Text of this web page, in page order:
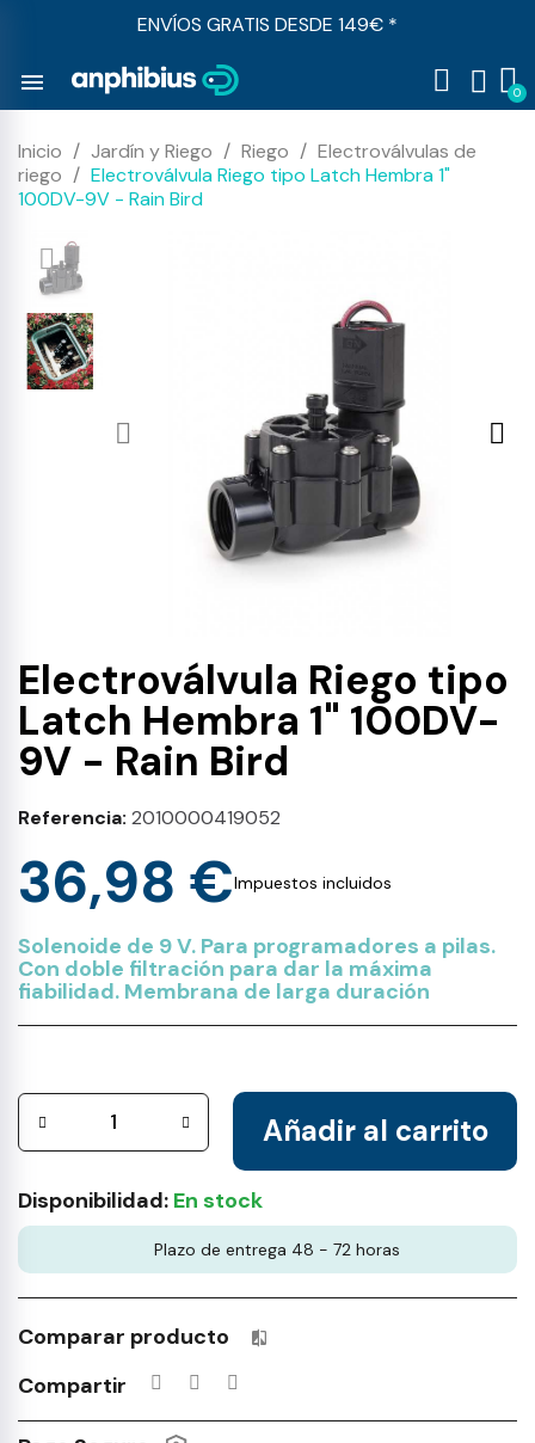
ENVÍOS GRATIS DESDE 149€ *
menu
Inicio Jardín y Riego Riego
Electroválvulas de
riego
Electroválvula Riego tipo Latch Hembra 1"
100DV-9V - Rain Bird
Electroválvula Riego tipo
Latch Hembra 1" 100DV-
9V - Rain Bird
Referencia 2010000419052
36,98 €Impuestos incluidos
Solenoide de 9 V. Para programadores a pilas.
Con doble filtración para dar la máxima
fiabilidad. Membrana de larga duración
Añadir al carrito
Disponibilidad: En stock
Plazo de entrega 48 - 72 horas
Comparar producto Productos incluidos en tu lista
Compartir